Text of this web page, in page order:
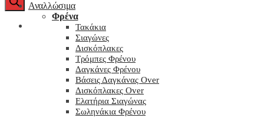
O λογαριασμός μου
Αναλλώσιμα
Φρένα
Τακάκια
Σιαγώνες
Δισκόπλακες
Τρόμπες Φρένου
Δαγκάνες Φρένου
Βάσεις Δαγκάνας Over
Δισκόπλακες Over
Ελατήρια Σιαγώνας
Σωληνάκια Φρένου